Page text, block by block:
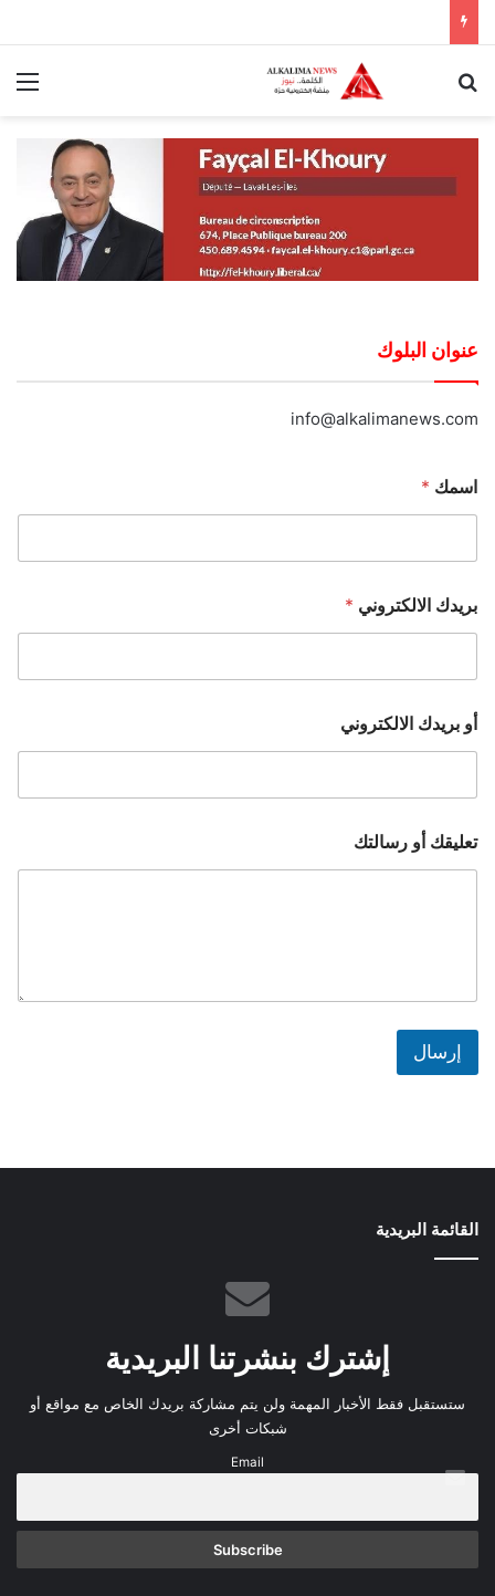
عنوان البلوك
info@alkalimanews.com
اسمك *
بريدك الالكتروني *
أو بريدك الالكتروني
تعليقك أو رسالتك
إرسال
القائمة البريدية
إشترك بنشرتنا البريدية
ستستقبل فقط الأخبار المهمة ولن يتم مشاركة بريدك الخاص مع مواقع أو
شبكات أخرى
Email